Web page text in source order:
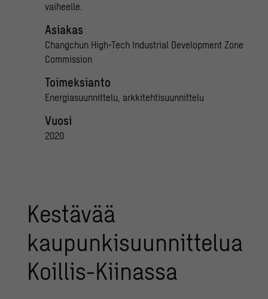
vaiheelle.
Asiakas
Changchun High-Tech Industrial Development Zone
Commission
Toimeksianto
Energiasuunnittelu, arkkitehtisuunnittelu
Vuosi
2020
Kestävää
kaupunkisuunnittelua
Koillis-Kiinassa